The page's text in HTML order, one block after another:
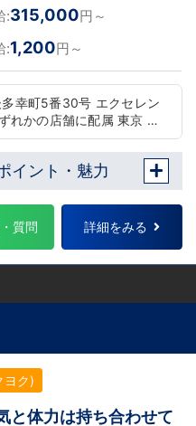
:315,000円～
:1,200円～
幸町5番30号 エクセレン
徒歩2分 池袋：池袋駅西
：三ノ輪駅から徒歩8分
黄金町駅から徒歩8分 茨
北海道 札幌：す
：米子
後温泉 九州・沖縄
イント・魅力
質問 詳細をみる
ヨク)
と体力は持ち合わせて